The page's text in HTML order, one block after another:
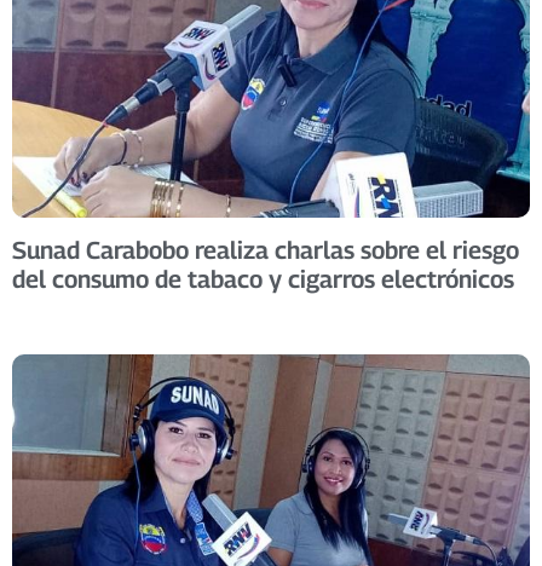
Sunad Carabobo realiza charlas sobre el riesgo
del consumo de tabaco y cigarros electrónicos